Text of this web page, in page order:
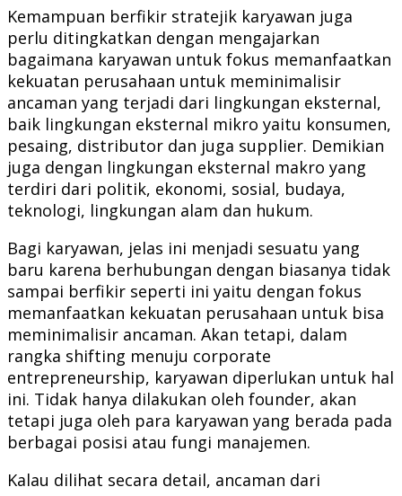
Kemampuan berfikir stratejik karyawan juga
perlu ditingkatkan dengan mengajarkan
bagaimana karyawan untuk fokus memanfaatkan
kekuatan perusahaan untuk meminimalisir
ancaman yang terjadi dari lingkungan eksternal,
baik lingkungan eksternal mikro yaitu konsumen,
pesaing, distributor dan juga supplier. Demikian
juga dengan lingkungan eksternal makro yang
terdiri dari politik, ekonomi, sosial, budaya,
teknologi, lingkungan alam dan hukum.
Bagi karyawan, jelas ini menjadi sesuatu yang
baru karena berhubungan dengan biasanya tidak
sampai berfikir seperti ini yaitu dengan fokus
memanfaatkan kekuatan perusahaan untuk bisa
meminimalisir ancaman. Akan tetapi, dalam
rangka shifting menuju corporate
entrepreneurship, karyawan diperlukan untuk hal
ini. Tidak hanya dilakukan oleh founder, akan
tetapi juga oleh para karyawan yang berada pada
berbagai posisi atau fungi manajemen.
Kalau dilihat secara detail, ancaman dari